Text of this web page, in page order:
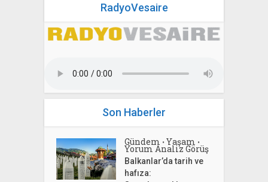
RadyoVesaire
Son Haberler
Gündem • Yaşam •
Yorum Analiz Görüş
Balkanlar’da tarih ve
hafıza: